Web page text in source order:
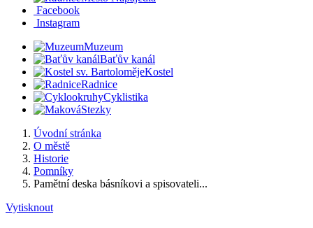
Facebook
Instagram
Muzeum
Baťův kanál
Kostel
Radnice
Cyklistika
Stezky
Úvodní stránka
O městě
Historie
Pomníky
Pamětní deska básníkovi a spisovateli...
Vytisknout